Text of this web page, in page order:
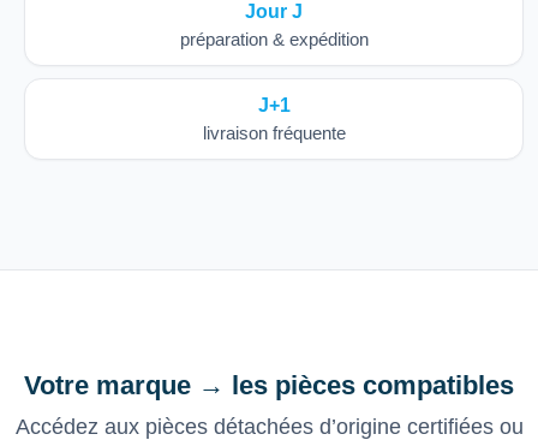
Jour J
préparation & expédition
J+1
livraison fréquente
Votre marque → les pièces compatibles
Accédez aux pièces détachées d’origine certifiées ou